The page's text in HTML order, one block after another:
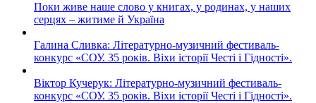
Поки живе наше слово у книгах, у родинах, у наших
серцях – житиме й Україна
Галина Сливка: Літературно-музичний фестиваль-
конкурс «СОУ. 35 років. Віхи історії Честі і Гідності».
Віктор Кучерук: Літературно-музичний фестиваль-
конкурс «СОУ. 35 років. Віхи історії Честі і Гідності».